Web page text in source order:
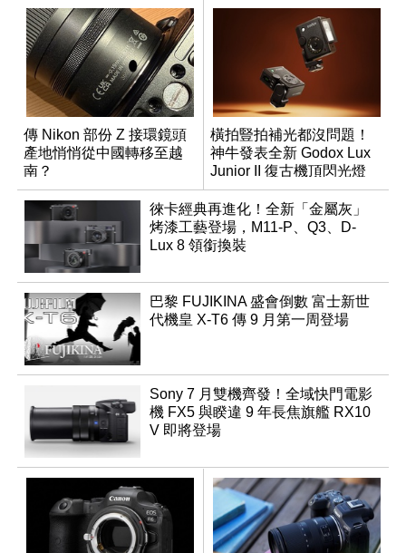
傳 Nikon 部份 Z 接環鏡頭
產地悄悄從中國轉移至越
南？
橫拍豎拍補光都沒問題！
神牛發表全新 Godox Lux
Junior II 復古機頂閃光燈
徠卡經典再進化！全新「金屬灰」
烤漆工藝登場，M11-P、Q3、D-
Lux 8 領銜換裝
巴黎 FUJIKINA 盛會倒數 富士新世
代機皇 X-T6 傳 9 月第一周登場
Sony 7 月雙機齊發！全域快門電影
機 FX5 與睽違 9 年長焦旗艦 RX10
V 即將登場